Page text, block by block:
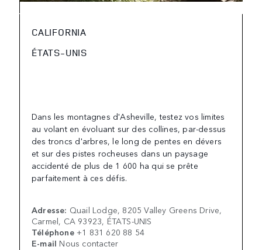
CALIFORNIA
ÉTATS-UNIS
Dans les montagnes d'Asheville, testez vos limites
au volant en évoluant sur des collines, par-dessus
des troncs d'arbres, le long de pentes en dévers
et sur des pistes rocheuses dans un paysage
accidenté de plus de 1 600 ha qui se prête
parfaitement à ces défis.
Adresse: Quail Lodge, 8205 Valley Greens Drive,
Carmel, CA 93923, ÉTATS-UNIS
Téléphone +1 831 620 88 54
E-mail Nous contacter